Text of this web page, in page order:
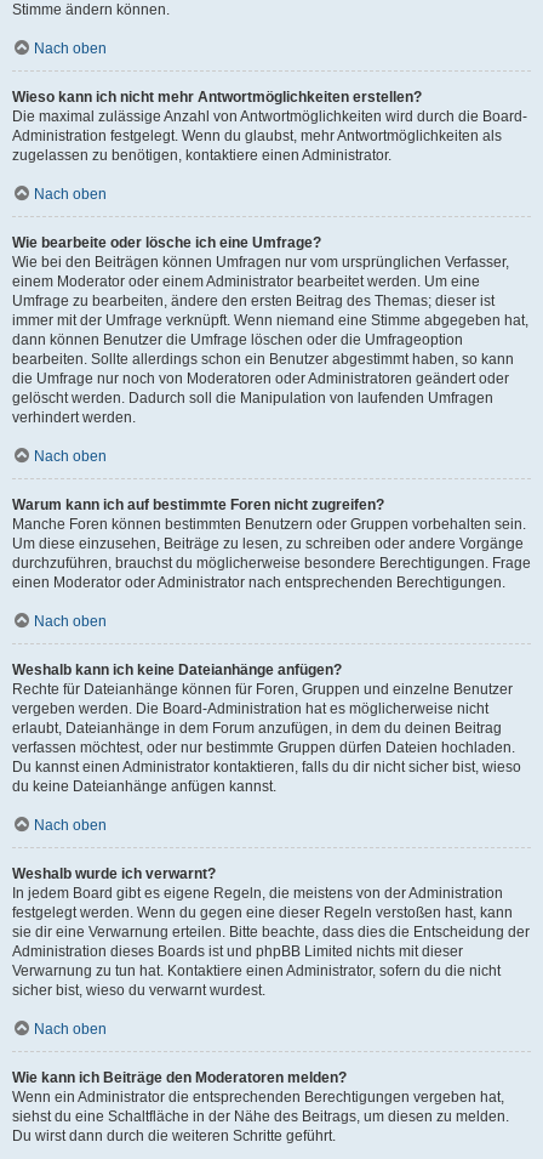
Stimme ändern können.
Nach oben
Wieso kann ich nicht mehr Antwortmöglichkeiten erstellen?
Die maximal zulässige Anzahl von Antwortmöglichkeiten wird durch die Board-
Administration festgelegt. Wenn du glaubst, mehr Antwortmöglichkeiten als
zugelassen zu benötigen, kontaktiere einen Administrator.
Nach oben
Wie bearbeite oder lösche ich eine Umfrage?
Wie bei den Beiträgen können Umfragen nur vom ursprünglichen Verfasser,
einem Moderator oder einem Administrator bearbeitet werden. Um eine
Umfrage zu bearbeiten, ändere den ersten Beitrag des Themas; dieser ist
immer mit der Umfrage verknüpft. Wenn niemand eine Stimme abgegeben hat,
dann können Benutzer die Umfrage löschen oder die Umfrageoption
bearbeiten. Sollte allerdings schon ein Benutzer abgestimmt haben, so kann
die Umfrage nur noch von Moderatoren oder Administratoren geändert oder
gelöscht werden. Dadurch soll die Manipulation von laufenden Umfragen
verhindert werden.
Nach oben
Warum kann ich auf bestimmte Foren nicht zugreifen?
Manche Foren können bestimmten Benutzern oder Gruppen vorbehalten sein.
Um diese einzusehen, Beiträge zu lesen, zu schreiben oder andere Vorgänge
durchzuführen, brauchst du möglicherweise besondere Berechtigungen. Frage
einen Moderator oder Administrator nach entsprechenden Berechtigungen.
Nach oben
Weshalb kann ich keine Dateianhänge anfügen?
Rechte für Dateianhänge können für Foren, Gruppen und einzelne Benutzer
vergeben werden. Die Board-Administration hat es möglicherweise nicht
erlaubt, Dateianhänge in dem Forum anzufügen, in dem du deinen Beitrag
verfassen möchtest, oder nur bestimmte Gruppen dürfen Dateien hochladen.
Du kannst einen Administrator kontaktieren, falls du dir nicht sicher bist, wieso
du keine Dateianhänge anfügen kannst.
Nach oben
Weshalb wurde ich verwarnt?
In jedem Board gibt es eigene Regeln, die meistens von der Administration
festgelegt werden. Wenn du gegen eine dieser Regeln verstoßen hast, kann
sie dir eine Verwarnung erteilen. Bitte beachte, dass dies die Entscheidung der
Administration dieses Boards ist und phpBB Limited nichts mit dieser
Verwarnung zu tun hat. Kontaktiere einen Administrator, sofern du die nicht
sicher bist, wieso du verwarnt wurdest.
Nach oben
Wie kann ich Beiträge den Moderatoren melden?
Wenn ein Administrator die entsprechenden Berechtigungen vergeben hat,
siehst du eine Schaltfläche in der Nähe des Beitrags, um diesen zu melden.
Du wirst dann durch die weiteren Schritte geführt.